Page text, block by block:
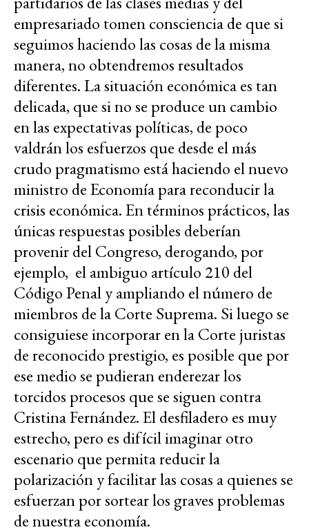
empresariado tomen consciencia de que si
seguimos haciendo las cosas de la misma
manera, no obtendremos resultados
diferentes. La situación económica es tan
delicada, que si no se produce un cambio
en las expectativas políticas, de poco
valdrán los esfuerzos que desde el más
crudo pragmatismo está haciendo el nuevo
ministro de Economía para reconducir la
crisis económica. En términos prácticos, las
únicas respuestas posibles deberían
provenir del Congreso, derogando, por
ejemplo, el ambiguo artículo 210 del
Código Penal y ampliando el número de
miembros de la Corte Suprema. Si luego se
consiguiese incorporar en la Corte juristas
de reconocido prestigio, es posible que por
ese medio se pudieran enderezar los
torcidos procesos que se siguen contra
Cristina Fernández. El desfiladero es muy
estrecho, pero es difícil imaginar otro
escenario que permita reducir la
polarización y facilitar las cosas a quienes se
esfuerzan por sortear los graves problemas
de nuestra economía.